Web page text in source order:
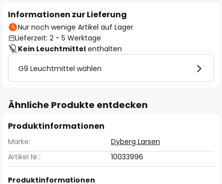
Informationen zur Lieferung
Nur noch wenige Artikel auf Lager
Lieferzeit: 2 - 5 Werktage
Kein Leuchtmittel enthalten
G9 Leuchtmittel wählen
Ähnliche Produkte entdecken
Produktinformationen
Marke:
Dyberg Larsen
Artikel Nr.:
10033996
Produktinformationen